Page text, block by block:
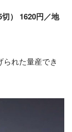
） 1620円／地
れた量産でき